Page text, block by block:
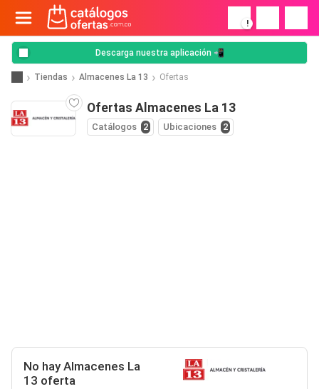
!
Descarga nuestra aplicación 📲
Tiendas Almacenes La 13 Ofertas
Ofertas Almacenes La 13
Catálogos 2 Ubicaciones 2
No hay Almacenes La
13 oferta